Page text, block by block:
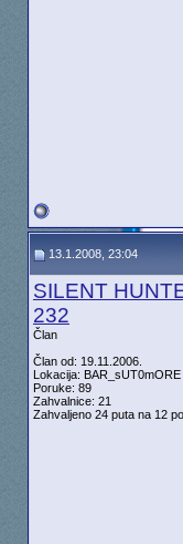
13.1.2008, 23:04
SILENT
232
Član
Član od: 19.11.2006.
Lokacija:
Poruke: 89
Zahvalnice: 21
Zahvaljeno 24 puta na 12